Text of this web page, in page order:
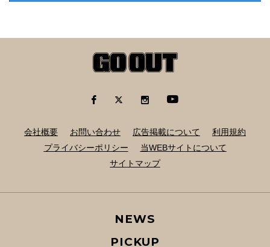
会社概要 お問い合わせ 広告掲載について
利用規約
プライバシーポリシー
当WEBサイトについて
サイトマップ
NEWS
PICKUP